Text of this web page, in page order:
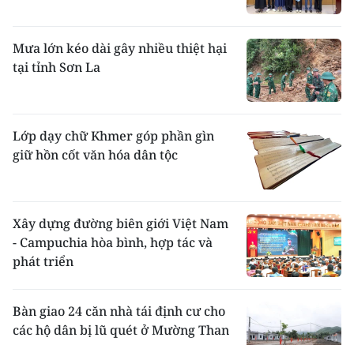
Mưa lớn kéo dài gây nhiều thiệt hại
tại tỉnh Sơn La
Lớp dạy chữ Khmer góp phần gìn
giữ hồn cốt văn hóa dân tộc
Xây dựng đường biên giới Việt Nam
- Campuchia hòa bình, hợp tác và
phát triển
Bàn giao 24 căn nhà tái định cư cho
các hộ dân bị lũ quét ở Mường Than